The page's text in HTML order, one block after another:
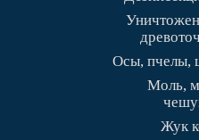
Осы, пчелы,
Моль,
Жук